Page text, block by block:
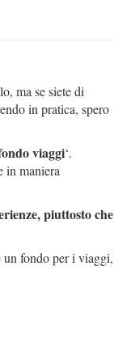
ma se siete di
in pratica, spero
viaggi‘.
in maniera
piuttosto che
un fondo per i viaggi,